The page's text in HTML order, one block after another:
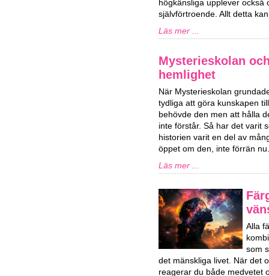
högkänsliga upplever
självförtroende. Allt detta
Läs mer ...
Mysterieskolan
hemlighet
När Mysterieskolan
tydliga att göra kunskapen
behövde den men att hålla
inte förstår. Så har det varit
historien varit en del av
öppet om den, inte förrän nu.
Läs mer ...
Alla
som
det mänskliga livet. När det
reagerar du både medvetet